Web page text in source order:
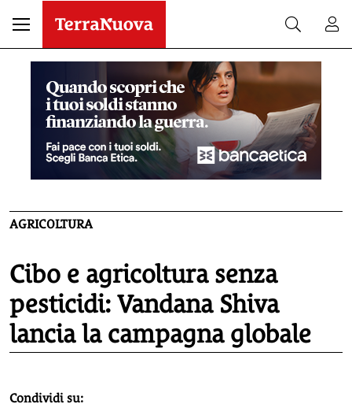
AGRICOLTURA
Cibo e agricoltura senza
pesticidi: Vandana Shiva
lancia la campagna globale
Condividi su: